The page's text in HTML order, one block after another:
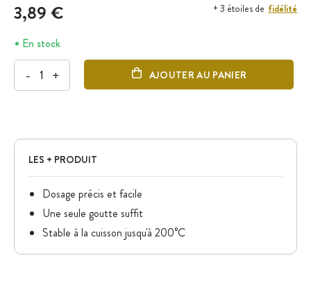
3,89 € + 3 étoiles de fidélité
En stock
- + AJOUTER AU PANIER
LES + PRODUIT
Dosage précis et facile
Une seule goutte suffit
Stable à la cuisson jusqu'à 200°C